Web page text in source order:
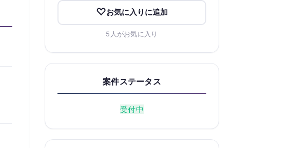
お気に入りに追加
5人がお気に入り
案件ステータス
受付中